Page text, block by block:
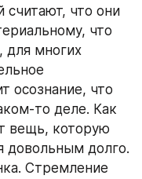
что они
что
для многих
осознание, что
то деле. Как
вещь, которую
довольным долго.
Стремление